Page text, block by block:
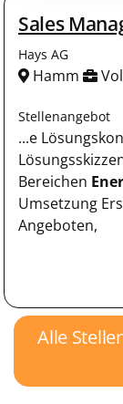
Sales
Hays AG
Hamm
Stellenangebot
...e
Bereichen
Umsetzung
Angeboten,
Alle